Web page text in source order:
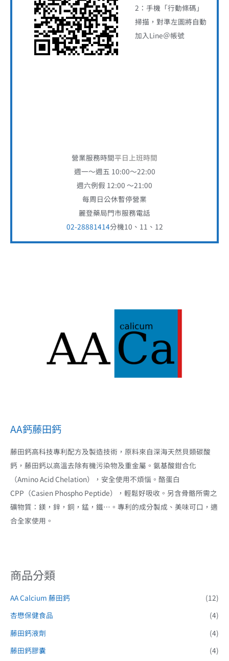
2：手機「行動條碼」
掃描，對準左圖將自動
加入Line＠帳號
營業服務時間平日上班時間
週一～週五 10:00～22:00
週六例假 12:00 ～21:00
每周日公休暫停營業
麗登藥局門市服務電話
02-28881414分機10、11、12
AA鈣藤田鈣
藤田鈣高科技專利配方及製造技術，原料來自深海天然貝類碳酸
鈣，藤田鈣以高溫去除有機污染物及重金屬。氨基酸鉗合化
（Amino Acid Chelation），安全使用不煩惱。酪蛋白
CPP（Casien Phospho Peptide），輕鬆好吸收。另含骨骼所需之
礦物質：鎂，鋅，銅，錳，鐵…。專利的成分製成、美味可口，適
合全家使用。
商品分類
AA Calcium 藤田鈣
(12)
杏懋保健食品
(4)
藤田鈣液劑
(4)
藤田鈣膠囊
(4)